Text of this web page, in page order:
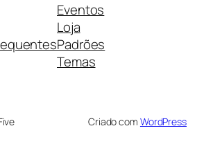
Eventos
Loja
Padrões
Temas
Criado com WordPress